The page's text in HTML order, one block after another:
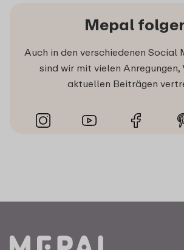
Mepal
Auch in den verschiedenen Social
sind wir mit vielen Anregungen,
aktuellen Beiträgen